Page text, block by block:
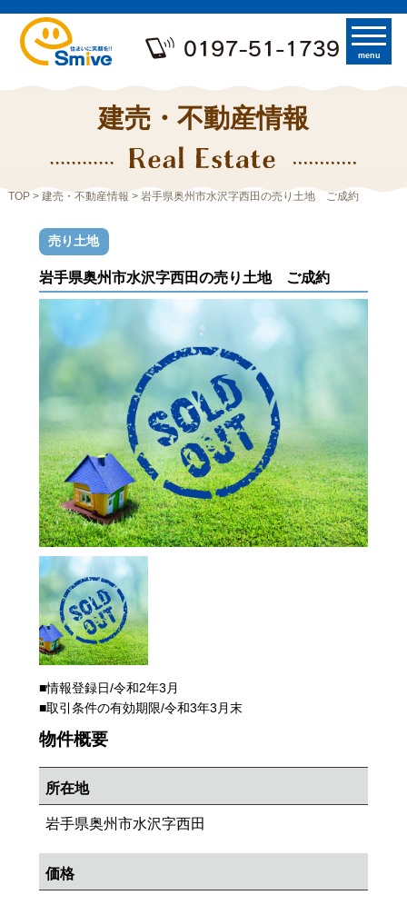
menu
建売・不動産情報
TOP> 建売・不動産情報 > 岩手県奥州市水沢字西田の売り土地 ご成約
売り土地
岩手県奥州市水沢字西田の売り土地 ご成約
■情報登録日/令和2年3月
■取引条件の有効期限/令和3年3月末
物件概要
所在地
岩手県奥州市水沢字西田
価格